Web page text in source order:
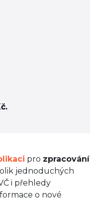
pro zpracování
jednoduchých
i přehledy
o nové